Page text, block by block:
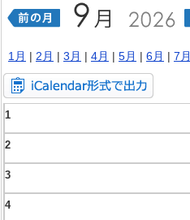
1月 | 2月 | 3月 | 4月 | 5月 | 6月 | 7月
1
2
3
4